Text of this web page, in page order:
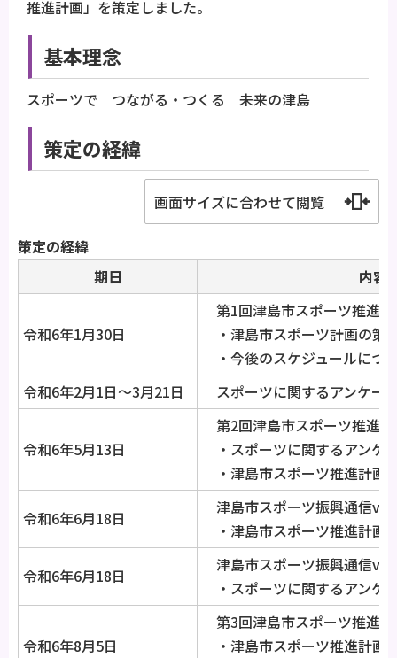
推進計画」を策定しました。
基本理念
スポーツで つながる・つくる 未来の津島
策定の経緯
画面サイズに合わせて閲覧
策定の経緯
期日
内容
令和6年1月30日
第1回津島市スポーツ推進
・津島市スポーツ計画の策
・今後のスケジュールにつ
令和6年2月1日～3月21日
スポーツに関するアンケー
令和6年5月13日
第2回津島市スポーツ推進
・スポーツに関するアンケ
・津島市スポーツ推進計画
令和6年6月18日
津島市スポーツ振興通信
・津島市スポーツ推進計画
令和6年6月18日
津島市スポーツ振興通信
・スポーツに関するアンケ
令和6年8月5日
第3回津島市スポーツ推進
・津島市スポーツ推進計画